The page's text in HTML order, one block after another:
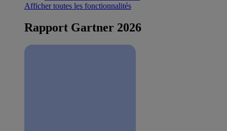
Afficher toutes les fonctionnalités
Rapport Gartner 2026